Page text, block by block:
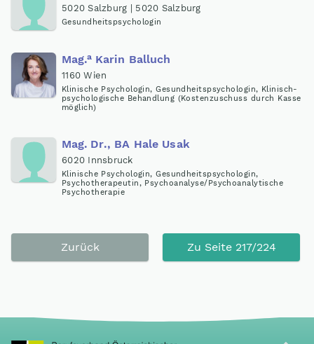
5020 Salzburg | 5020 Salzburg
Gesundheitspsychologin
Mag.aKarin Balluch
1160 Wien
Klinische Psychologin, Gesundheitspsychologin, Klinisch-
psychologische Behandlung (Kostenzuschuss durch Kasse
möglich)
Mag. Dr., BA Hale Usak
6020 Innsbruck
Klinische Psychologin, Gesundheitspsychologin,
Psychotherapeutin, Psychoanalyse/Psychoanalytische
Psychotherapie
Zurück Zu Seite 217/224